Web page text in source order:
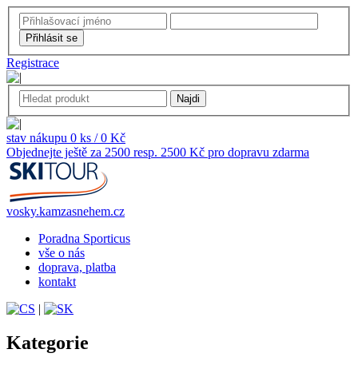
Registrace
stav nákupu 0 ks / 0 Kč
Objednejte ještě za 2500 resp. 2500 Kč pro dopravu zdarma
vosky.kamzasnehem.cz
Poradna Sporticus
vše o nás
doprava, platba
kontakt
|
Kategorie